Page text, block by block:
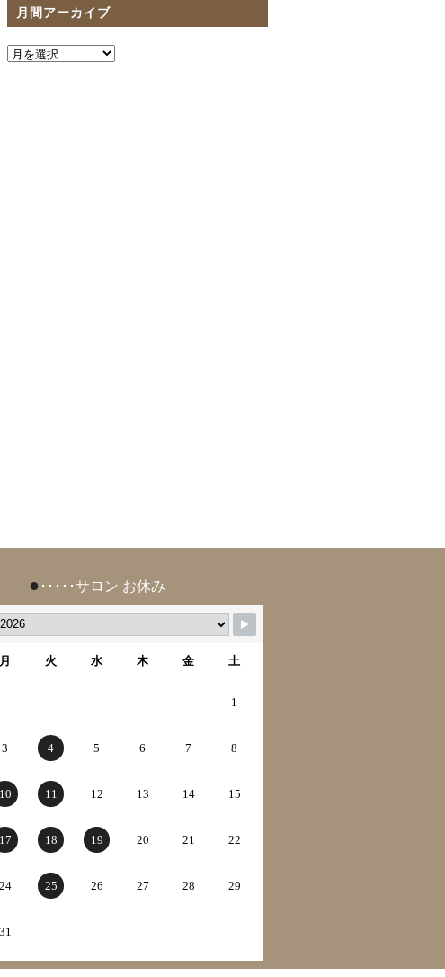
月間アーカイブ
● ･････サロン お休み
月 火 水 木 金 土
1
3 4 5 6 7 8
10 11 12 13 14 15
17 18 19 20 21 22
24 25 26 27 28 29
31